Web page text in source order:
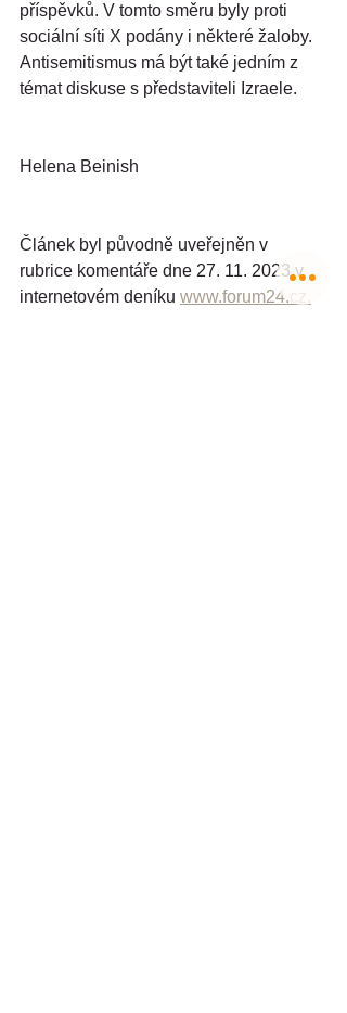
příspěvků. V tomto směru byly proti
sociální síti X podány i některé žaloby.
Antisemitismus má být také jedním z
témat diskuse s představiteli Izraele.
Helena Beinish
Článek byl původně uveřejněn v
rubrice komentáře dne 27. 11. 2023 v
internetovém deníku www.forum24.cz.